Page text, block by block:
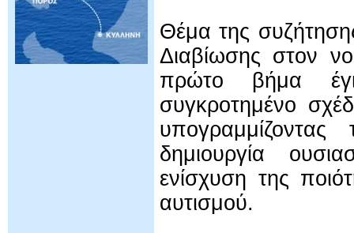
Θέμα της
Διαβίωσης στον
πρώτο βήμα
συγκροτημένο
δημιουργία
ενίσχυση της
αυτισμού.